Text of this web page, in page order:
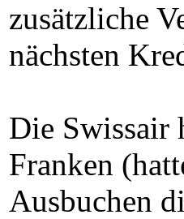
zusätzliche
nächsten
Die Swissair
Franken
Ausbuchen